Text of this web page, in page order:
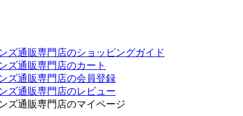
ズ通販専門店のショッピングガイド
ズ通販専門店のカート
ズ通販専門店の会員登録
ズ通販専門店のレビュー
ズ通販専門店のマイページ